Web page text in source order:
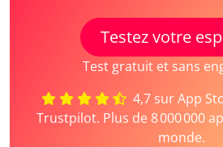
Testez votre
Test gratuit et sans
4,7 sur App
Trustpilot. Plus de 8 000 000
monde.